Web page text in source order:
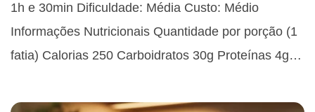
1h e 30min Dificuldade: Média Custo: Médio
Informações Nutricionais Quantidade por porção (1
fatia) Calorias 250 Carboidratos 30g Proteínas 4g…